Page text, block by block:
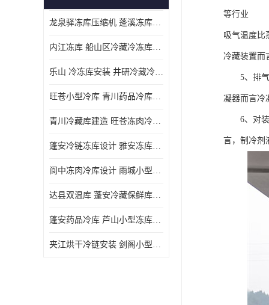
龙泉驿冻库压缩机 蓬溪冻库冷风机价格
内江冻库 船山区冷藏冷冻库安装
乐山 冷冻库安装 井研冷藏冷冻库设备 报价表
旺苍小型冷库 青川药品冷库设备 设计方案
青川冷藏库建造 旺苍冻肉冷库安装 报价表
蓬安冷链冻库设计 雅安冻库保温板安装 采摘园
阆中冻肉冷库设计 雨城小型冷库设计 农产品基地
达县双温库 蓬安冷藏保鲜库设计 报价表
蓬安药品冷库 芦山小型冻库安装 报价表
夹江烘干冷链安装 剑阁小型冷库安装 设计方案
等行业
吸气温度比
冷藏装置而
5、排气
凝器而言冷
6、对装
言，制冷剂